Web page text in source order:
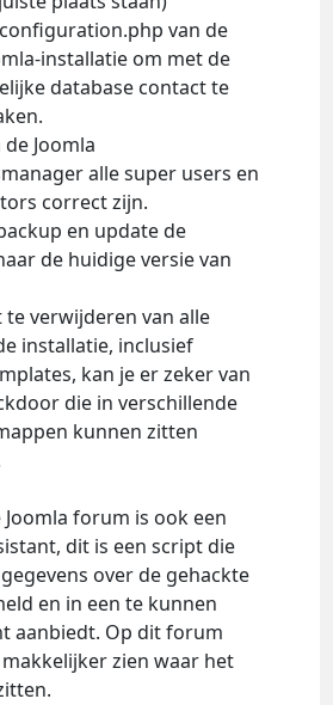
van de
installatie om met de
database contact te
Joomla
alle super users en
correct zijn.
en update de
de huidige versie van
verwijderen van alle
installatie, inclusief
kan je er zeker van
die in verschillende
kunnen zitten
forum is ook een
dit is een script die
over de gehackte
en in een te kunnen
aanbiedt. Op dit forum
zien waar het